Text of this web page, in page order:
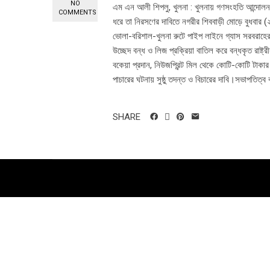
NO
COMMENTS
এম এন আলী শিপলু, খুলনা : খুলনায় গণসংহতি আন্দোলন
ধরে তা নিরসণের দাবিতে নগরীর শিববাড়ী মোড়ে
ভোলা-বরিশাল-খুলনা রুটে পাইপ লাইনে গ্যাস
উচ্ছেদ বন্ধ ও লিজ প্রক্রিয়া বাতিল করে বন্ধকৃত
বকেয়া প্রদান, নিউজপ্রিন্ট মিল থেকে কোটি-কোটি
পাচারের ঘটনায় সুষ্ঠু তদন্ত ও বিচারের
SHARE